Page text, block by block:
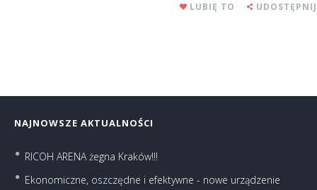
LUBIĘ TO UDOSTĘPNIJ
NAJNOWSZE AKTUALNOŚCI
RICOH ARENA żegna Kraków!!!
Ekonomiczne, oszczędne i efektywne - nowe urządzenie